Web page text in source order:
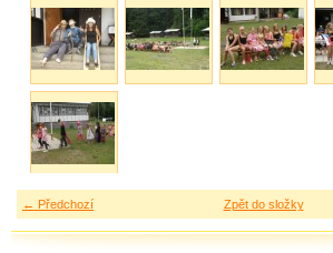
← Předchozí Zpět do složky